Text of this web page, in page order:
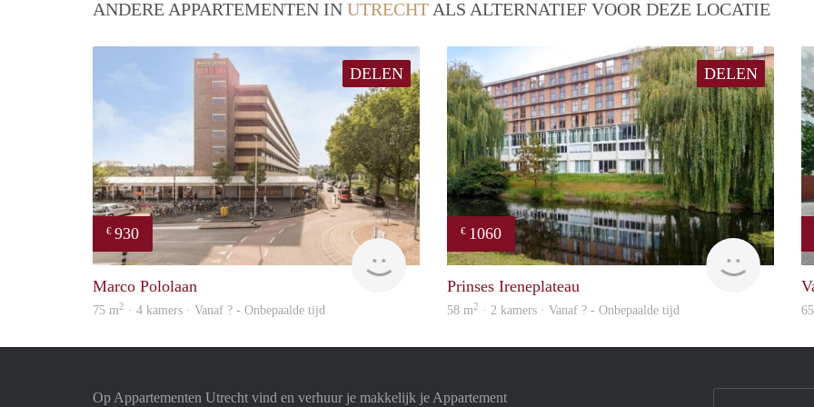
ANDERE APPARTEMENTEN IN UTRECHT ALS ALTERNATIEF VOOR DEZE LOCATIE
DELEN
€ 930
finder
Marco Pololaan
75 m2 · 4 kamers · Vanaf ? - Onbepaalde tijd
DELEN
€ 1060
rent
Prinses Ireneplateau
58 m2 · 2 kamers · Vanaf ? - Onbepaalde tijd
Op Appartementen Utrecht vind en verhuur je makkelijk je Appartement